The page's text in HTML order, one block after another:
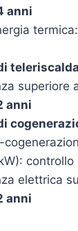
anni
superiore
anni
controllo
elettrica
anni